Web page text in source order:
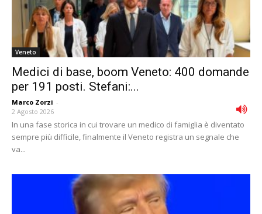
Veneto
Medici di base, boom Veneto: 400 domande
per 191 posti. Stefani:...
Marco Zorzi -
2 Agosto 2026
In una fase storica in cui trovare un medico di famiglia è diventato
sempre più difficile, finalmente il Veneto registra un segnale che
va...